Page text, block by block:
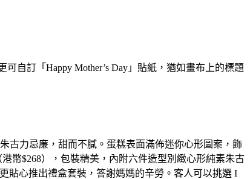
自訂「Happy Mother’s Day」貼紙，猶如畫布上的標題
古力忌廉，甜而不膩。 蛋糕表面滿佈迷你心形圖案，飾
幣$268），包裝精美，內附六件造型別緻心形純素朱古
貼心推出禮盒套裝，答謝媽媽的辛勞。客人可以挑選 I